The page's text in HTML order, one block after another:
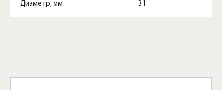
Диаметр, мм 31